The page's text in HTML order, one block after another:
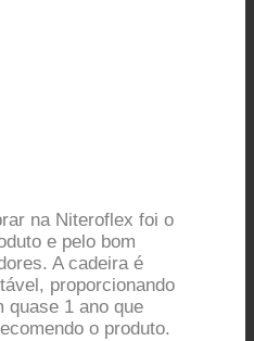
na Niteroflex foi o
e pelo bom
A cadeira é
proporcionando
quase 1 ano que
o produto.